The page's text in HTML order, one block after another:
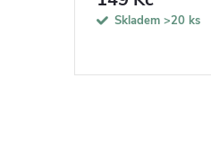
Skladem >20 ks